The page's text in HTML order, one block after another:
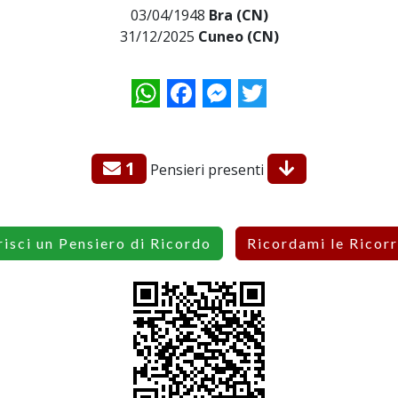
03/04/1948 Bra (CN)
31/12/2025 Cuneo (CN)
WhatsAppFacebookMessenger
Twitter
1 Pensieri presenti
un Pensiero di Ricordo Ricordami le